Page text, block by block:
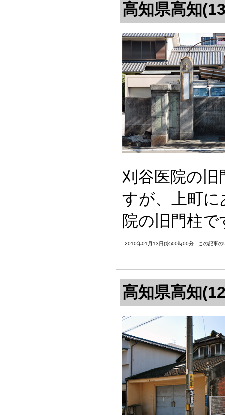
高知県高知
刈谷医院の
すが、上町
院の旧門柱で
2010年01月13日(水)00時00分 この記事の
高知県高知